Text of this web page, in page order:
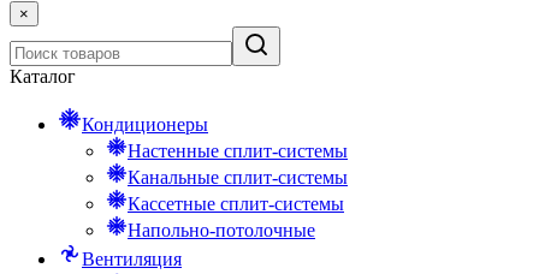
×
Каталог
Кондиционеры
Настенные сплит-системы
Канальные сплит-системы
Кассетные сплит-системы
Напольно-потолочные
Вентиляция